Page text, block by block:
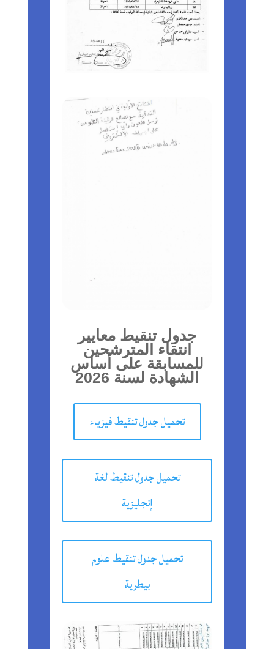
جدول تنقيط معايير
انتقاء المترشحين
للمسابقة على أساس
الشهادة لسنة 2026
تحميل جدول تنقيط فيزياء
تحميل جدول تنقيط لغة
إنجليزية
تحميل جدول تنقيط علوم
بيطرية